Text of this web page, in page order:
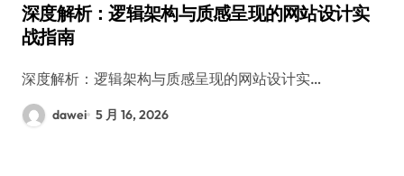
深度解析：逻辑架构与质感呈现的网站设计实
战指南
深度解析：逻辑架构与质感呈现的网站设计实…
dawei 5 月 16, 2026